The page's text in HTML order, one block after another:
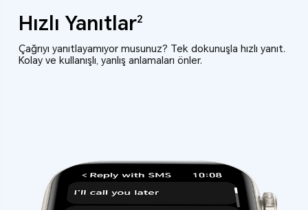
Hızlı Yanıtlar2
Çağrıyı yanıtlayamıyor musunuz? Tek dokunuşla hızlı yanıt.
Kolay ve kullanışlı, yanlış anlamaları önler.